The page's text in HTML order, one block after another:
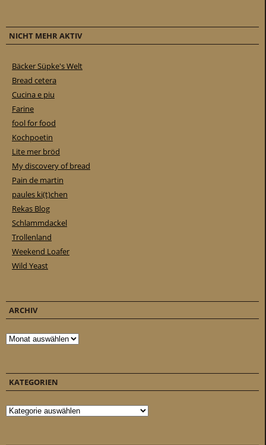
NICHT MEHR AKTIV
Bäcker Süpke's Welt
Bread cetera
Cucina e piu
Farine
fool for food
Kochpoetin
Lite mer bröd
My discovery of bread
Pain de martin
paules ki(t)chen
Rekas Blog
Schlammdackel
Trollenland
Weekend Loafer
Wild Yeast
ARCHIV
Archiv
KATEGORIEN
Kategorien